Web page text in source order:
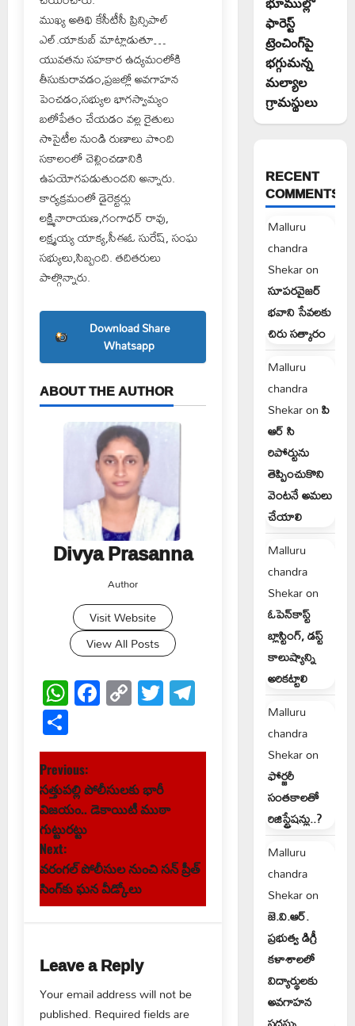
ముఖ్య అతిథి కేసీటీసీ ప్రిన్సిపాల్
ఎల్.యాకుబ్ మాట్లాడుతూ…
యువతను సహకార ఉద్యమంలోకి
తీసుకురావడం,ప్రజల్లో అవగాహన
పెంచడం,సభ్యుల భాగస్వామ్యం
బలోపేతం చేయడం వల్ల రైతులు
సొసైటీల నుండి రుణాలు పొంది
సకాలంలో చెల్లించడానికి
ఉపయోగపడుతుందని అన్నారు.
కార్యక్రమంలో డైరెక్టర్లు
లక్ష్మినారాయణ,గంగాధర్ రావు,
లక్ష్మయ్య యాక్య,సీఈఓ సురేష్, సంఘ
సభ్యులు,సిబ్బంది. తదితరులు
పాల్గొన్నారు.
Download Share
Whatsapp
ABOUT THE AUTHOR
Divya Prasanna
Author
Visit Website
View All Posts
WhatsApp
Facebook
Copy
Link
TwitterTelegram
P
o
s
t
n
v
i
Previous:
సత్తుపల్లి పోలీసులకు భారీ
విజయం.. డెకాయిటీ ముఠా
గుట్టురట్టు
Next:
వరంగల్ పోలీసుల నుంచి సన్ ప్రీత్
సింగ్‌కు ఘన వీడ్కోలు
Leave a Reply
Your email address will not be
published. Required fields are
ఫారెస్ట్
ట్రెంచింగ్‌పై
భగ్గుమన్న
మల్యాల
గ్రామస్థులు
RECENT
COMMENTS
Malluru
chandra
Shekaron
సూపరవైజర్
భవాని సేవలకు
చిరు సత్కారం
Malluru
chandra
Shekaronపి
ఆర్ సి
రిపోర్టును
తెప్పించుకొని
వెంటనే అమలు
చేయాలి
Malluru
chandra
Shekaron
ఓపెన్‌కాస్ట్
బ్లాస్టింగ్, డస్ట్
కాలుష్యాన్ని
అరికట్టాలి
Malluru
chandra
Shekaron
ఫోర్జరీ
సంతకాలతో
రిజిస్ట్రేషన్లు..?
Malluru
chandra
Shekaron
జె.వి.ఆర్.
ప్రభుత్వ డిగ్రీ
కళాశాలలో
విద్యార్థులకు
అవగాహన